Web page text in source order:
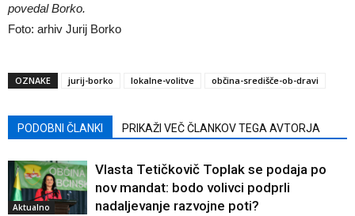
povedal Borko.
Foto: arhiv Jurij Borko
OZNAKE jurij-borko lokalne-volitve občina-središče-ob-dravi
PODOBNI ČLANKI PRIKAŽI VEČ ČLANKOV TEGA AVTORJA
Aktualno
Vlasta Tetičkovič Toplak se podaja po
nov mandat: bodo volivci podprli
nadaljevanje razvojne poti?